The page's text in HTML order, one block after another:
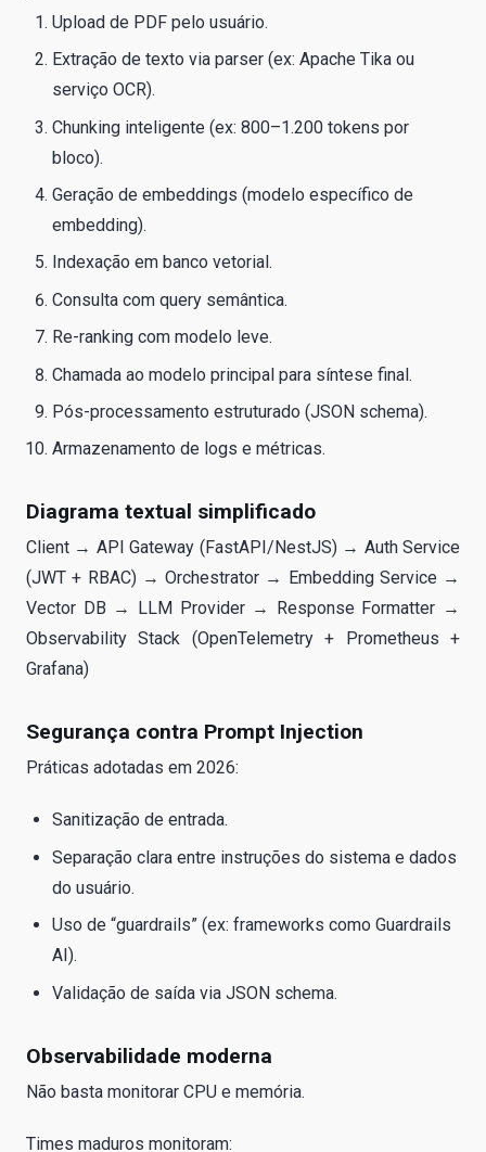
Upload de PDF pelo usuário.
Extração de texto via parser (ex: Apache Tika ou
serviço OCR).
Chunking inteligente (ex: 800–1.200 tokens por
bloco).
Geração de embeddings (modelo específico de
embedding).
Indexação em banco vetorial.
Consulta com query semântica.
Re-ranking com modelo leve.
Chamada ao modelo principal para síntese final.
Pós-processamento estruturado (JSON schema).
Armazenamento de logs e métricas.
Diagrama textual simplificado
Client → API Gateway (FastAPI/NestJS) → Auth Service
(JWT + RBAC) → Orchestrator → Embedding Service →
Vector DB → LLM Provider → Response Formatter →
Observability Stack (OpenTelemetry + Prometheus +
Grafana)
Segurança contra Prompt Injection
Práticas adotadas em 2026:
Sanitização de entrada.
Separação clara entre instruções do sistema e dados
do usuário.
Uso de “guardrails” (ex: frameworks como Guardrails
AI).
Validação de saída via JSON schema.
Observabilidade moderna
Não basta monitorar CPU e memória.
Times maduros monitoram: